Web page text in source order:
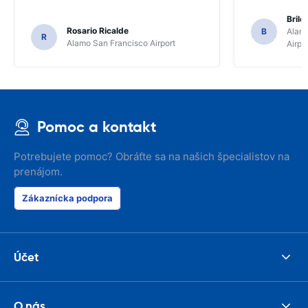
R
Rosario Ricalde
Alamo San Francisco Airport
B
Pomoc a kontakt
Potrebujete pomoc? Obráťte sa na našich špecialistov na
prenájom.
Zákaznícka podpora
Účet